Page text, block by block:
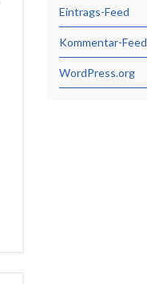
Eintrags-Feed
Kommentar-Feed
WordPress.org